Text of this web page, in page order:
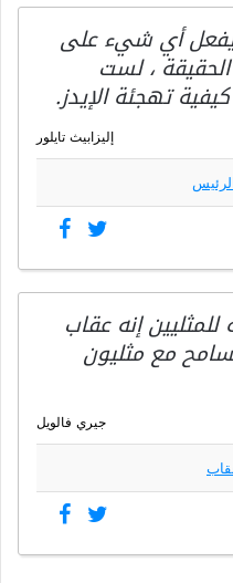
يفعل أي شيء على
، لست
تهجئة الإيدز.
إليزابيث تايلور
إنه عقاب
مع مثليون
جيري فالويل